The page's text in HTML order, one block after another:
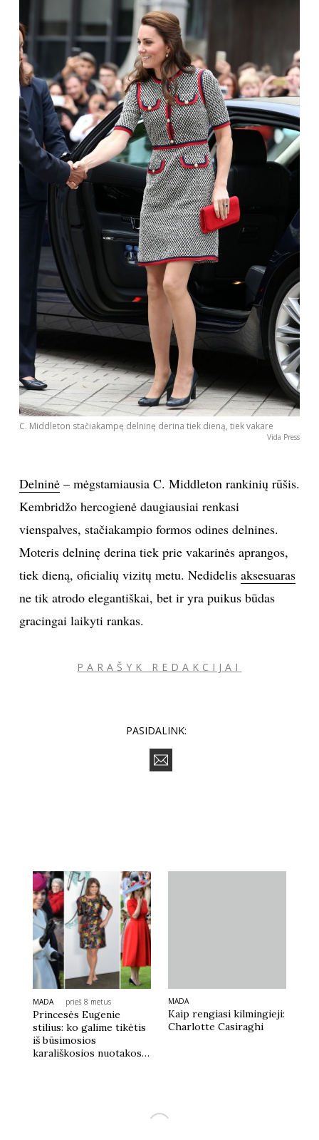
C. Middleton stačiakampę delninę derina tiek dieną, tiek vakare
Vida Press
Delninė– mėgstamiausia C. Middleton rankinių rūšis.
Kembridžo hercogienė daugiausiai renkasi
vienspalves, stačiakampio formos odines delnines.
Moteris delninę derina tiek prie vakarinės aprangos,
tiek dieną, oficialių vizitų metu. Nedidelis aksesuaras
ne tik atrodo elegantiškai, bet ir yra puikus būdas
gracingai laikyti rankas.
PARAŠYK REDAKCIJAI
PASIDALINK:
MADA prieš 8 metus
Princesės Eugenie
stilius: ko galime tikėtis
iš būsimosios
karališkosios nuotakos?
MADA
Kaip rengiasi kilmingieji:
Charlotte Casiraghi